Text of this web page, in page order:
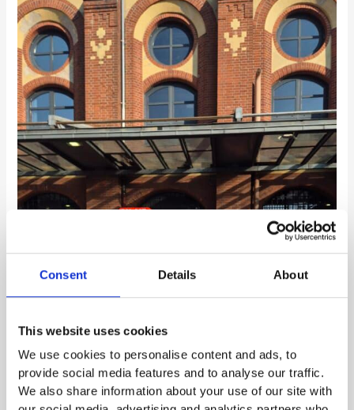
Consent Details About
This website uses cookies
We use cookies to personalise content and ads, to
provide social media features and to analyse our traffic.
We also share information about your use of our site with
Human
in
the
Loop
–
KI-
Realitäten
von
der
TRANSFORM
2026